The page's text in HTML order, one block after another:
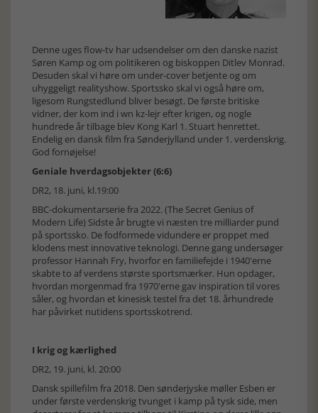
Denne uges flow-tv har udsendelser om den danske nazist
Søren Kamp og om politikeren og biskoppen Ditlev Monrad.
Desuden skal vi høre om under-cover betjente og om
uhyggeligt realityshow. Sportssko skal vi også høre om,
ligesom Rungstedlund bliver besøgt. De første britiske
vidner, der kom ind i wn kz-lejr efter krigen, og nogle
hundrede år tilbage blev Kong Karl 1. Stuart henrettet.
Endelig en dansk film fra Sønderjylland under 1. verdenskrig.
God fornøjelse!
Geniale hverdagsobjekter (6:6)
DR2, 18. juni, kl.19:00
BBC-dokumentarserie fra 2022. (The Secret Genius of
Modern Life) Sidste år brugte vi næsten tre milliarder pund
på sportssko. De fodformede vidundere er proppet med
klodens mest innovative teknologi. Denne gang undersøger
professor Hannah Fry, hvorfor en familiefejde i 1940'erne
skabte to af verdens største sportsmærker. Hun opdager,
hvordan morgenmad fra 1970'erne gav inspiration til vores
såler, og hvordan et kinesisk testel fra det 18. århundrede
har påvirket nutidens sportsskotrend.
I krig og kærlighed
DR2, 19. juni, kl. 20:00
Dansk spillefilm fra 2018. Den sønderjyske møller Esben er
under første verdenskrig tvunget i kamp på tysk side, men